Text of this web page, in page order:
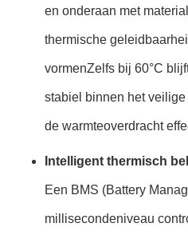
en onderaan met
thermische
vormenZelfs bij 60°C
stabiel binnen het
de warmteoverdracht
Intelligent thermisch
Een BMS (Battery
millisecondeniveau